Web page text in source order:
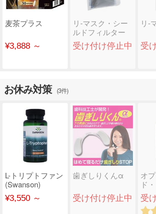
麦茶プラス
¥3,888 ～
リ-マスク・シー
ルドフィルター
受け付け停止中
リ-
受
お休み対策 (3件)
L-トリプトファン
(Swanson)
¥3,550 ～
歯ぎしりくんα
受け付け停止中
オ
ド
ン
受